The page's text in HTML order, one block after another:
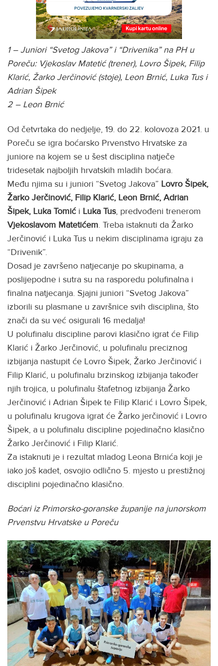
1 – Juniori “Svetog Jakova” i “Drivenika” na PH u
Poreču: Vjekoslav Matetić (trener), Lovro Šipek, Filip
Klarić, Žarko Jerčinović (stoje), Leon Brnić, Luka Tus i
Adrian Šipek
2 – Leon Brnić
Od četvrtaka do nedjelje, 19. do 22. kolovoza 2021. u
Poreču se igra boćarsko Prvenstvo Hrvatske za
juniore na kojem se u šest disciplina natječe
tridesetak najboljih hrvatskih mladih boćara.
Među njima su i juniori “Svetog Jakova” Lovro Šipek,
Žarko Jerčinović, Filip Klarić, Leon Brnić, Adrian
Šipek, Luka Tomići Luka Tus, predvođeni trenerom
Vjekoslavom Matetićem. Treba istaknuti da Žarko
Jerčinović i Luka Tus u nekim disciplinama igraju za
“Drivenik”.
Dosad je završeno natjecanje po skupinama, a
poslijepodne i sutra su na rasporedu polufinalna i
finalna natjecanja. Sjajni juniori “Svetog Jakova”
izborili su plasmane u završnice svih disciplina, što
znači da su već osigurali 16 medalja!
U polufinalu discipline parovi klasično igrat će Filip
Klarić i Žarko Jerčinović, u polufinalu preciznog
izbijanja nastupit će Lovro Šipek, Žarko Jerčinović i
Filip Klarić, u polufinalu brzinskog izbijanja također
njih trojica, u polufinalu štafetnog izbijanja Žarko
Jerčinović i Adrian Šipek te Filip Klarić i Lovro Šipek,
u polufinalu krugova igrat će Žarko jerčinović i Lovro
Šipek, a u polufinalu discipline pojedinačno klasično
Žarko Jerčinović i Filip Klarić.
Za istaknuti je i rezultat mladog Leona Brnića koji je
iako još kadet, osvojio odlično 5. mjesto u prestižnoj
disciplini pojedinačno klasično.
Boćari iz Primorsko-goranske županije na junorskom
Prvenstvu Hrvatske u Poreču